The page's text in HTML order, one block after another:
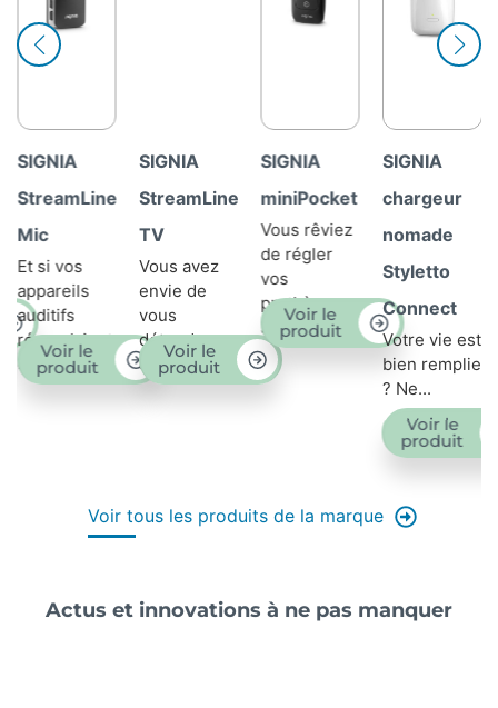
SIGNIA
StreamLine
TV
Vous avez
envie de
vous
détendre
devant...
Voir le
produit
SIGNIA
miniPocket
Vous rêviez
vos
prothèses
auditives...
Voir le
produit
SIGNIA
chargeur
nomade
Styletto
Connect
Votre vie est
bien remplie
? Ne...
SIGNIA
Chargeur à
induction
Être
cela change
la vie…
Mais...
Voir le
produit
Voir tous les produits de la marque
Actus et innovations à ne pas manquer